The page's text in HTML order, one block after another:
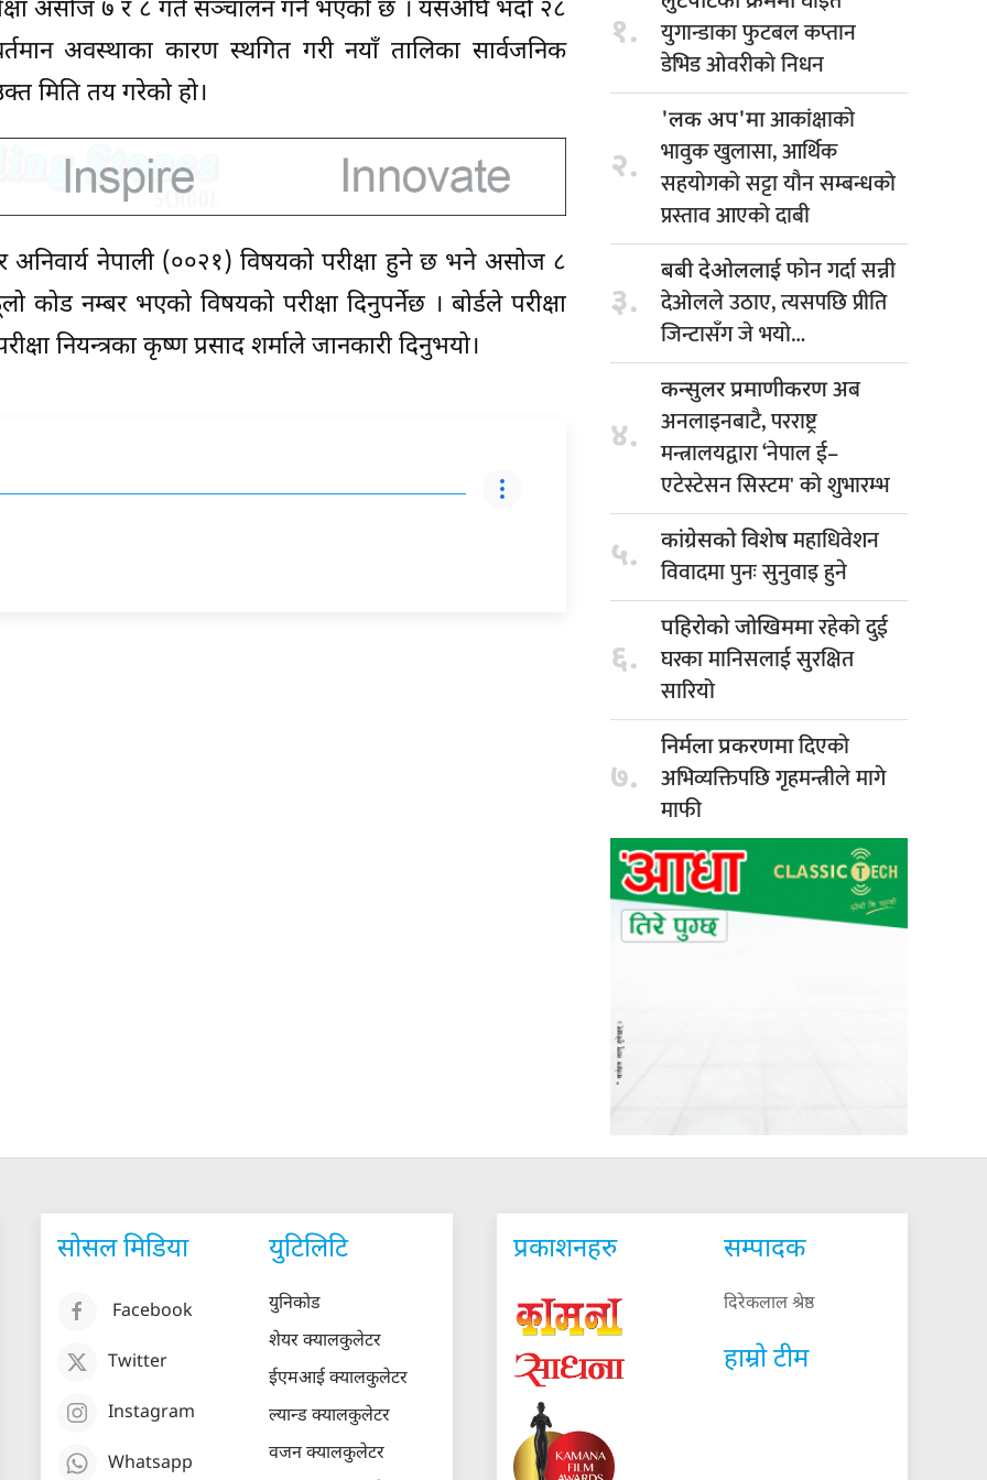
असोज ७ र ८ गते सञ्चालन गर्ने भएको छ । यसअघि भदौ २८
अवस्थाका कारण स्थगित गरी नयाँ तालिका सार्वजनिक
मिति तय गरेको हो।
नेपाली (००२१) विषयको परीक्षा हुने छ भने असोज ८
कोड नम्बर भएको विषयको परीक्षा दिनुपर्नेछ । बोर्डले परीक्षा
नियन्त्रका कृष्ण प्रसाद शर्माले जानकारी दिनुभयो।
१.
युगान्डाका फुटबल कप्तान
डेभिड ओवरीको निधन
२.
'लक अप'माआकांक्षाको
भावुक खुलासा, आर्थिक
सहयोगको सट्टा यौन सम्बन्धको
प्रस्ताव आएको दाबी
३.
बबी देओललाईफोन गर्दा सन्नी
देओलले उठाए, त्यसपछि प्रीति
जिन्टासँग जे भयो…
४.
कन्सुलर प्रमाणीकरणअब
अनलाइनबाटै, परराष्ट्र
मन्त्रालयद्वारा ‘नेपाल ई–
एटेस्टेसन सिस्टम' को शुभारम्भ
५. कांग्रेसको विशेषमहाधिवेशन
विवादमा पुनः सुनुवाइ हुने
६.
पहिरोको जोखिममारहेको दुई
घरका मानिसलाई सुरक्षित
सारियो
७.
निर्मला प्रकरणमादिएको
अभिव्यक्तिपछि गृहमन्त्रीले मागे
माफी
सोसल मिडिया
Facebook
Twitter
Instagram
Whatsapp
युटिलिटि
युनिकोड
शेयर क्यालकुलेटर
ईएमआई क्यालकुलेटर
ल्यान्ड क्यालकुलेटर
वजन क्यालकुलेटर
प्रकाशनहरु सम्पादक
दिरेकलाल श्रेष्ठ
हाम्रो टीम